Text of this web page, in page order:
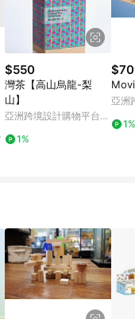
$550
灣茶【高山烏龍-梨
山】
亞洲跨境設計購物平台
1%
亞洲
1%